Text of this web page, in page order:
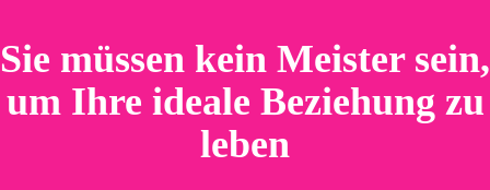
Sie müssen kein Meister sein,
um Ihre ideale Beziehung zu
leben